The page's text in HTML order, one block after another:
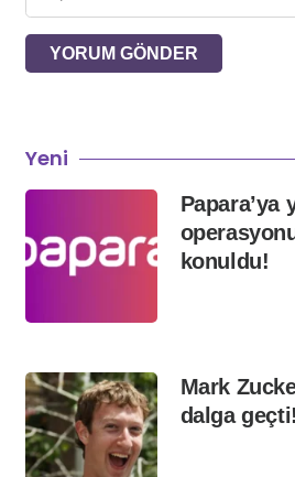
YORUM GÖNDER
Yeni
Papara’ya
konuldu!
Mark
dalga geçti!